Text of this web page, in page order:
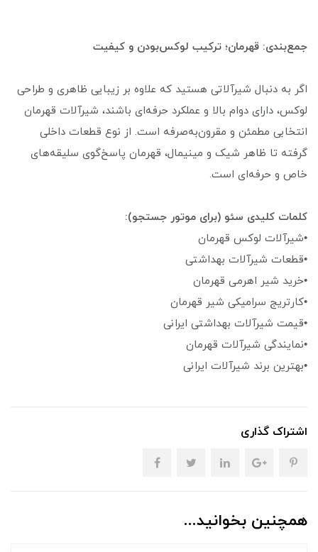
جمع‌بندی: قهرمان؛ ترکیب لوکس‌بودن و کیفیت
اگر به دنبال شیرآلاتی هستید که علاوه بر زیبایی ظاهری و طراحی
لوکس، دارای دوام بالا و عملکرد حرفه‌ای باشند، شیرآلات قهرمان
انتخابی مطمئن و مقرون‌به‌صرفه است. از نوع قطعات داخلی
گرفته تا ظاهر شیک و مینیمال، قهرمان پاسخ‌گوی سلیقه‌های
خاص و حرفه‌ای است.
کلمات کلیدی سئو (برای موتور جستجو):
•شیرآلات لوکس قهرمان
•قطعات شیرآلات بهداشتی
•خرید شیر اهرمی قهرمان
•کارتریج سرامیکی شیر قهرمان
•قیمت شیرآلات بهداشتی ایرانی
•نمایندگی شیرآلات قهرمان
•بهترین برند شیرآلات ایرانی
اشتراک گذاری
همچنین بخوانید...